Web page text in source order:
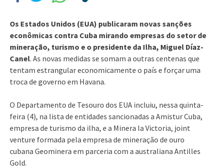
Os Estados Unidos (EUA) publicaram novas sanções
econômicas contra Cuba mirando empresas do setor de
mineração, turismo e o presidente da Ilha, Miguel Díaz-
Canel. As novas medidas se somam a outras centenas que
tentam estrangular economicamente o país e forçar uma
troca de governo em Havana.
O Departamento de Tesouro dos EUA incluiu, nessa quinta-
feira (4), na lista de entidades sancionadas a Amistur Cuba,
empresa de turismo da ilha, e a Minera la Victoria, joint
venture formada pela empresa de mineração de ouro
cubana Geominera em parceria com a australiana Antilles
Gold.